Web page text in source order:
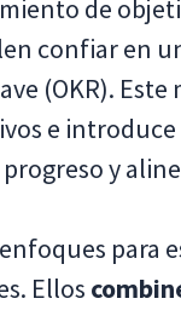
de
confiar en
(OKR).
e
y
para
Ellos